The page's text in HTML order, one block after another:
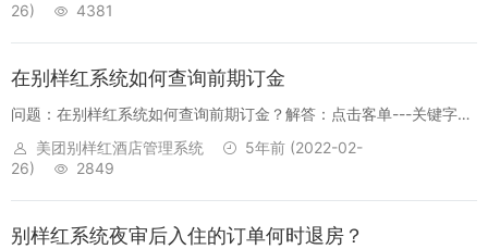
26)
4381
在别样红系统如何查询前期订金
问题：在别样红系统如何查询前期订金？解答：点击客单---关键字搜
索“ 客人名字"找到预定人---预定中---查看----账务---结账---退款...
美团别样红酒店管理系统 5年前 (2022-02-
26)
2849
别样红系统夜审后入住的订单何时退房？